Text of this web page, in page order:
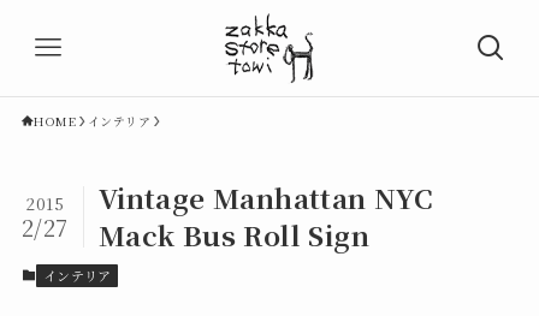
HOME インテリア
Vintage Manhattan NYC
Mack Bus Roll Sign
2015
2/27
インテリア